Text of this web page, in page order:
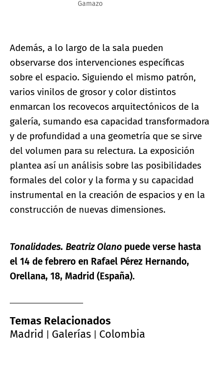
Además, a lo largo de la sala pueden
observarse dos intervenciones específicas
sobre el espacio. Siguiendo el mismo patrón,
varios vinilos de grosor y color distintos
enmarcan los recovecos arquitectónicos de la
galería, sumando esa capacidad transformadora
y de profundidad a una geometría que se sirve
del volumen para su relectura. La exposición
plantea así un análisis sobre las posibilidades
formales del color y la forma y su capacidad
instrumental en la creación de espacios y en la
construcción de nuevas dimensiones.
Tonalidades. Beatriz Olano puede verse hasta
el 14 de febrero en Rafael Pérez Hernando,
Orellana, 18, Madrid (España).
Temas Relacionados
Madrid
Galerías Colombia